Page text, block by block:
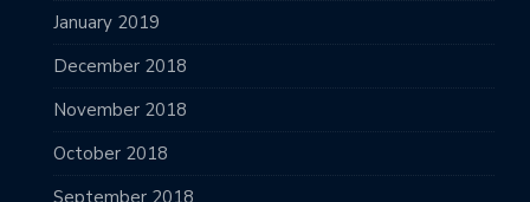
January 2019
December 2018
November 2018
October 2018
September 2018